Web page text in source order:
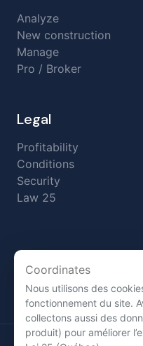
Coordinates
Nous utilisons des
fonctionnement du site.
collectons aussi des
produit) pour améliorer
Analyze
New construction
Manage
Pro / Broker
Legal
Profitability
Conditions
Security
Law 25